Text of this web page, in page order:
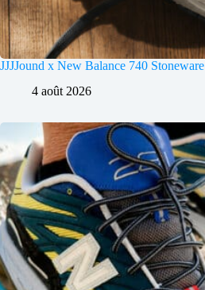
JJJJound x New Balance 740 Stoneware
4 août 2026